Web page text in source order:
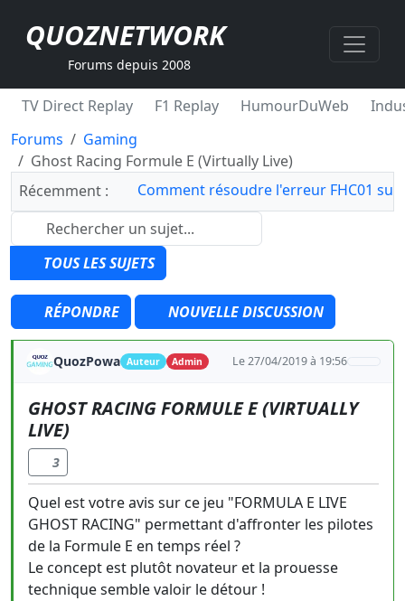
QUOZNETWORK
Forums depuis 2008
TV Direct Replay F1 Replay HumourDuWeb
Forums
Gaming
Ghost Racing Formule E (Virtually Live)
Récemment :
Comment résoudre l'erreur FHC01 sur
TOUS LES SUJETS
RÉPONDRE NOUVELLE DISCUSSION
QuozPowa Auteur Admin Le 27/04/2019 à 19:56
GHOST RACING FORMULE E (VIRTUALLY
LIVE)
3
Quel est votre avis sur ce jeu "FORMULA E LIVE
GHOST RACING" permettant d'affronter les pilotes
de la Formule E en temps réel ?
Le concept est plutôt novateur et la prouesse
technique semble valoir le détour !